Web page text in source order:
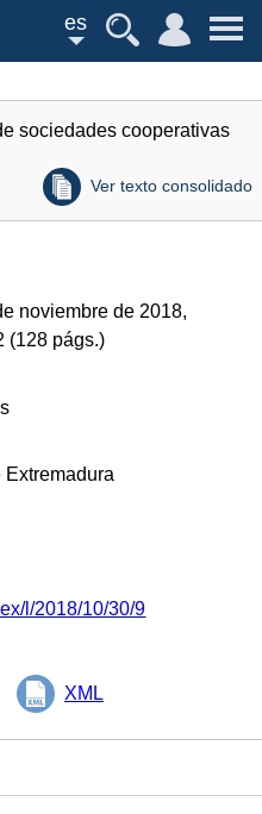
es
sociedades cooperativas
Ver texto consolidado
noviembre de 2018,
(128 págs.)
l/2018/10/30/9
XML